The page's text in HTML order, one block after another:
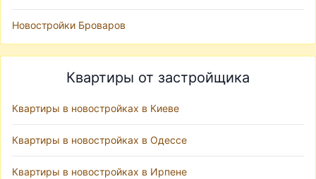
Новостройки Броваров
Квартиры от застройщика
Квартиры в новостройках в Киеве
Квартиры в новостройках в Одессе
Квартиры в новостройках в Ирпене